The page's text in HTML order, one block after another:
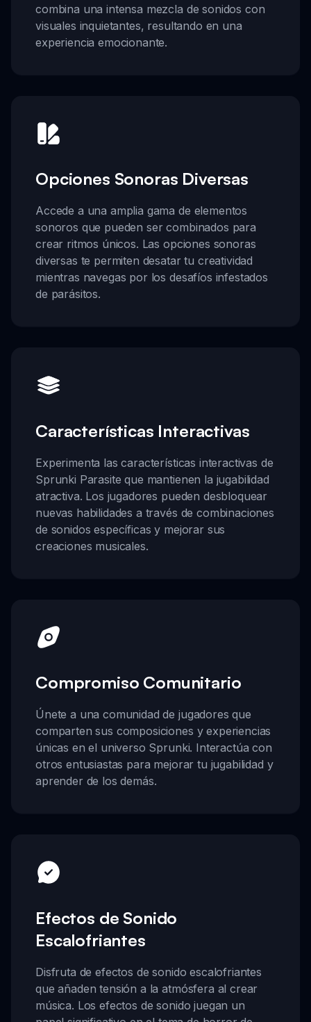
combina una intensa mezcla de sonidos con
visuales inquietantes, resultando en una
experiencia emocionante.
Opciones Sonoras Diversas
Accede a una amplia gama de elementos
sonoros que pueden ser combinados para
crear ritmos únicos. Las opciones sonoras
diversas te permiten desatar tu creatividad
mientras navegas por los desafíos infestados
de parásitos.
Características Interactivas
Experimenta las características interactivas de
Sprunki Parasite que mantienen la jugabilidad
atractiva. Los jugadores pueden desbloquear
nuevas habilidades a través de combinaciones
de sonidos específicas y mejorar sus
creaciones musicales.
Compromiso Comunitario
Únete a una comunidad de jugadores que
comparten sus composiciones y experiencias
únicas en el universo Sprunki. Interactúa con
otros entusiastas para mejorar tu jugabilidad y
aprender de los demás.
Efectos de Sonido
Escalofriantes
Disfruta de efectos de sonido escalofriantes
que añaden tensión a la atmósfera al crear
música. Los efectos de sonido juegan un